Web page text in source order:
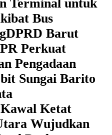
Terminal untuk
Bus
DPRD Barut
Perkuat
Pengadaan
Sungai Barito
Ketat
Wujudkan